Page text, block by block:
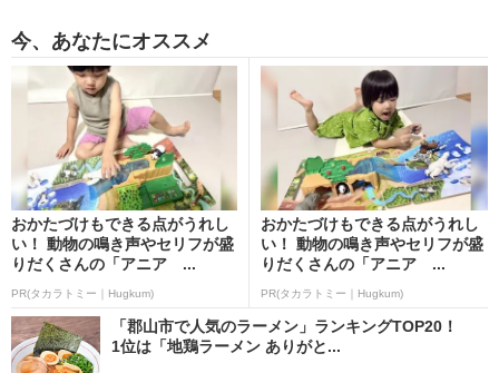
今、あなたにオススメ
おかたづけもできる点がうれし
い！ 動物の鳴き声やセリフが盛
りだくさんの「アニア ...
PR(タカラトミー｜Hugkum)
おかたづけもできる点がうれし
い！ 動物の鳴き声やセリフが盛
りだくさんの「アニア ...
PR(タカラトミー｜Hugkum)
「郡山市で人気のラーメン」ランキングTOP20！
1位は「地鶏ラーメン ありがと...